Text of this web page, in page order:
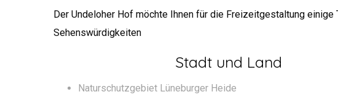
Der Undeloher Hof möchte Ihnen für die Freizeitgestaltung
Sehenswürdigkeiten
Stadt und Land
Naturschutzgebiet Lüneburger Heide